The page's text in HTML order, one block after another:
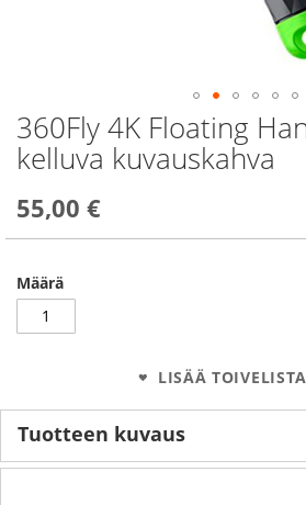
360Fly 4K Floating
kelluva kuvauskahva
55,00 €
Määrä
LISÄÄ
Skip
to
the
of
images
Tuotteen kuvaus